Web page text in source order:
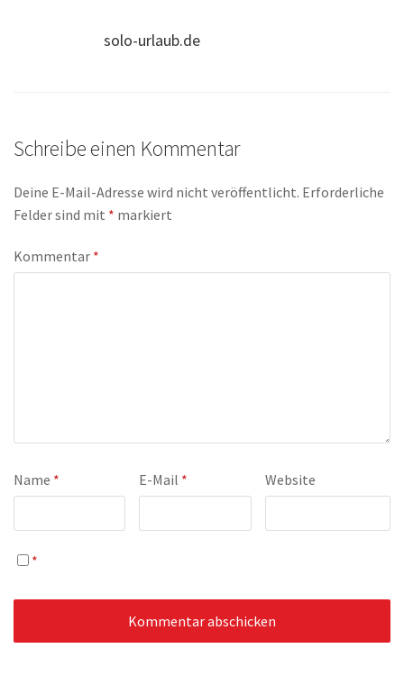
solo-urlaub.de
Schreibe einen Kommentar
Deine E-Mail-Adresse wird nicht veröffentlicht. Erforderliche
Felder sind mit * markiert
Kommentar *
Name * E-Mail * Website
*